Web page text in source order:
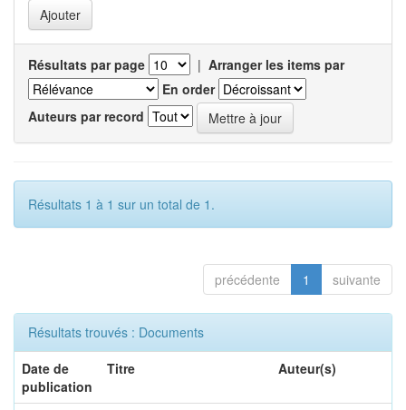
Résultats par page | Arranger les items par
En order
Auteurs par record
Résultats 1 à 1 sur un total de 1.
précédente 1 suivante
Résultats trouvés : Documents
Date de
publication
Titre Auteur(s)